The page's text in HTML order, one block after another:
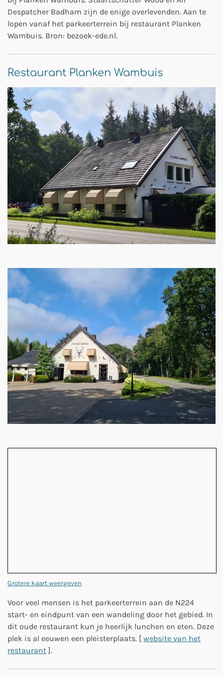
Despatcher Badham zijn de enige overlevenden. Aan te
lopen vanaf het parkeerterrein bij restaurant Planken
Wambuis. Bron: bezoek-ede.nl.
Restaurant Planken Wambuis
Grotere kaart weergeven
Voor veel mensen is het parkeerterrein aan de N224
start- en eindpunt van een wandeling door het gebied. In
dit oude restaurant kun je heerlijk lunchen en eten. Deze
plek is al eeuwen een pleisterplaats. [ website van het
restaurant].